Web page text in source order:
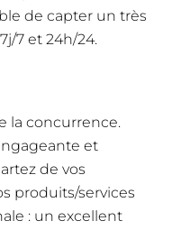
de capter un très
7 et 24h/24.
la concurrence.
et
de vos
produits/services
: un excellent